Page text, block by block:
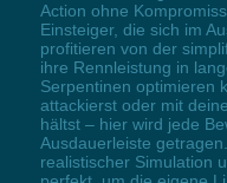
Action ohne
Einsteiger, die sich im
profitieren von der
ihre Rennleistung in
Serpentinen optimieren
attackierst oder mit
hältst – hier wird jede
Ausdauerleiste
realistischer Simulation